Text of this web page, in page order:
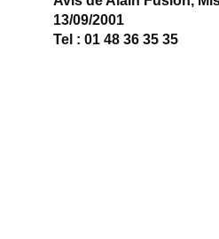
13/09/2001
Tel : 01 48 36 35 35